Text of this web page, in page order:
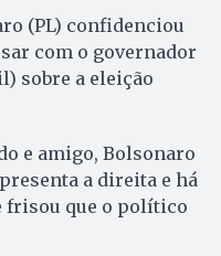
(PL) confidenciou
com o governador
sobre a eleição
e amigo, Bolsonaro
a direita e há
frisou que o político